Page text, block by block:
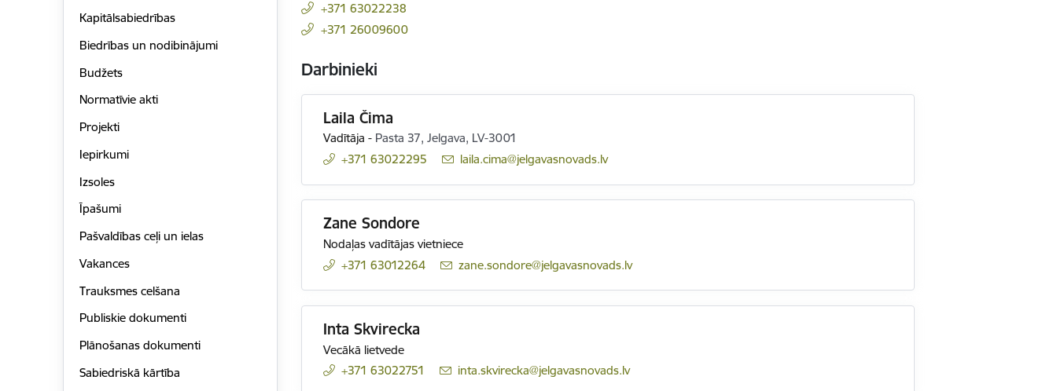
Kapitālsabiedrības
Biedrības un nodibinājumi
Budžets
Normatīvie akti
Projekti
Iepirkumi
Izsoles
Īpašumi
Pašvaldības ceļi un ielas
Vakances
Trauksmes celšana
Publiskie dokumenti
Plānošanas dokumenti
Sabiedriskā kārtība
+371 63022238
+371 26009600
Darbinieki
Laila Čima
Vadītāja - Pasta 37, Jelgava, LV-3001
+371 63022295
E-pasts:
laila.cima@jelgavasnovads.lv
Zane Sondore
Nodaļas vadītājas vietniece
+371 63012264
E-pasts:
zane.sondore@jelgavasnovads.lv
Inta Skvirecka
Vecākā lietvede
+371 63022751
E-pasts:
inta.skvirecka@jelgavasnovads.lv